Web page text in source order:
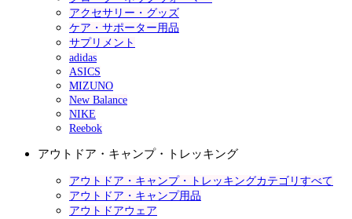
アクセサリー・グッズ
ケア・サポーター用品
サプリメント
adidas
ASICS
MIZUNO
New Balance
NIKE
Reebok
アウトドア・キャンプ・トレッキング
アウトドア・キャンプ・トレッキングカテゴリすべて
アウトドア・キャンプ用品
アウトドアウェア